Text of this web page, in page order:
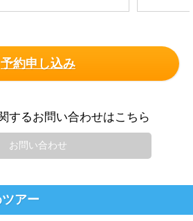
予約申し込み
するお問い合わせはこちら
お問い合わせ
アー